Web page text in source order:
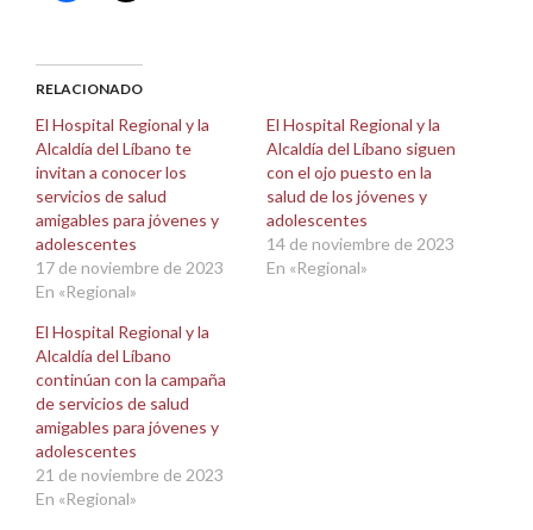
abre
una
ventana
nueva)
abre
una
ventana
nueva)
RELACIONADO
El Hospital Regional y la
Alcaldía del Líbano te
invitan a conocer los
servicios de salud
amigables para jóvenes y
adolescentes
17 de noviembre de 2023
En «Regional»
El Hospital Regional y la
Alcaldía del Líbano siguen
con el ojo puesto en la
salud de los jóvenes y
adolescentes
14 de noviembre de 2023
En «Regional»
El Hospital Regional y la
Alcaldía del Líbano
continúan con la campaña
de servicios de salud
amigables para jóvenes y
adolescentes
21 de noviembre de 2023
En «Regional»